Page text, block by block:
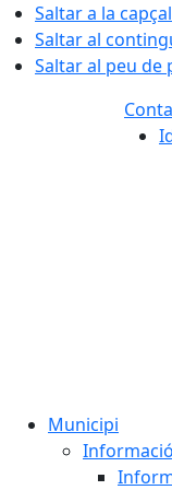
Saltar a la
Saltar al
Saltar al peu de
Municipi